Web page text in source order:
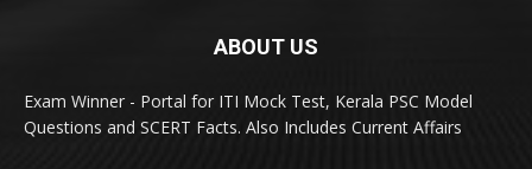
ABOUT US
Exam Winner - Portal for ITI Mock Test, Kerala PSC Model
Questions and SCERT Facts. Also Includes Current Affairs